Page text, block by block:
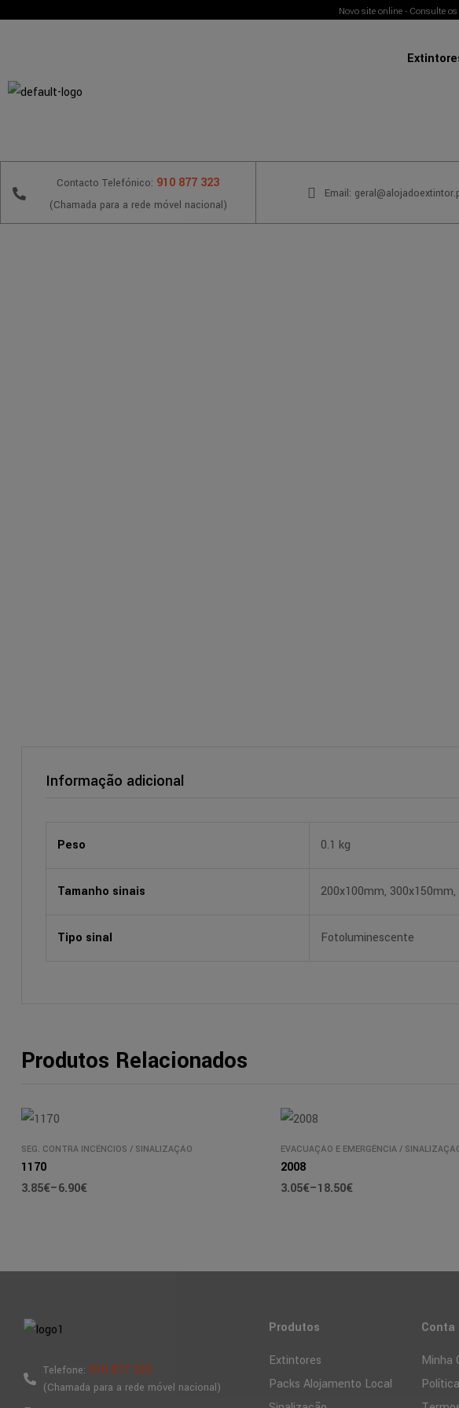
Novo site online - Consulte
Contacto Telefónico: 910 877 323
(Chamada para a rede móvel nacional)
Email:
Informação adicional
Peso 0.1 kg
Tamanho sinais 200x100mm,
Tipo sinal Fotoluminescente
Produtos Relacionados
SEG. CONTRA INCÊNCIOS / SINALIZAÇÃO
1170
3.85€–6.90€
EVACUAÇÃO E EMERGÊNCIA /
2008
3.05€–18.50€
Telefone: 910 877 323
(Chamada para a rede móvel nacional)
Produtos
Extintores
Packs Alojamento Local
Conta
Minha